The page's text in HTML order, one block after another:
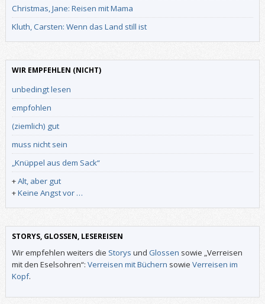
Christmas, Jane: Reisen mit Mama
Kluth, Carsten: Wenn das Land still ist
WIR EMPFEHLEN (NICHT)
unbedingt lesen
empfohlen
(ziemlich) gut
muss nicht sein
„Knüppel aus dem Sack“
+Alt, aber gut
+Keine Angst vor …
STORYS, GLOSSEN, LESEREISEN
Wir empfehlen weiters die Storys und Glossen sowie „Verreisen
mit den Eselsohren“: Verreisen mit Büchern sowie Verreisen im
Kopf.